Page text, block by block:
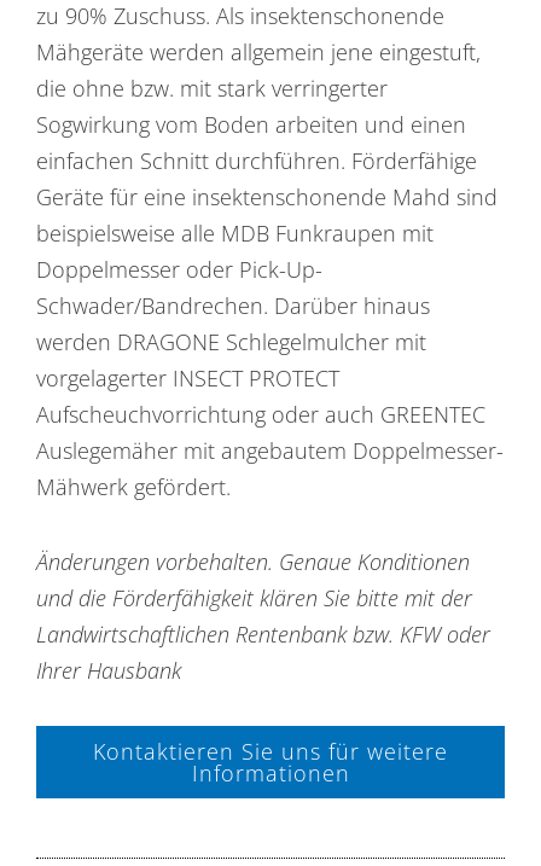
zu 90% Zuschuss. Als insektenschonende
Mähgeräte werden allgemein jene eingestuft,
die ohne bzw. mit stark verringerter
Sogwirkung vom Boden arbeiten und einen
einfachen Schnitt durchführen. Förderfähige
Geräte für eine insektenschonende Mahd sind
beispielsweise alle MDB Funkraupen mit
Doppelmesser oder Pick-Up-
Schwader/Bandrechen. Darüber hinaus
werden DRAGONE Schlegelmulcher mit
vorgelagerter INSECT PROTECT
Aufscheuchvorrichtung oder auch GREENTEC
Auslegemäher mit angebautem Doppelmesser-
Mähwerk gefördert.
Änderungen vorbehalten. Genaue Konditionen
und die Förderfähigkeit klären Sie bitte mit der
Landwirtschaftlichen Rentenbank bzw. KFW oder
Ihrer Hausbank
Kontaktieren Sie uns für weitere
Informationen